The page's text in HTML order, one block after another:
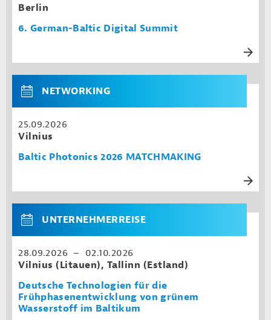
Berlin
6. Ger man-Bal tic Digi tal Sum mit
NETWORKING
25.09.2026
Vilnius
Baltic Photonics 2026 MATCHMAKING
UNTERNEHMERREISE
28.09.2026 – 02.10.2026
Vilnius (Litauen), Tallinn (Estland)
Deutsche Technologien für die
Frühphasenentwicklung von grünem
Wasserstoff im Baltikum